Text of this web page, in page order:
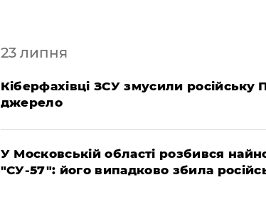
23 липня
Кіберфахівці ЗСУ змусили російську
джерело
У Московській області розбився
"СУ-57": його випадково збила